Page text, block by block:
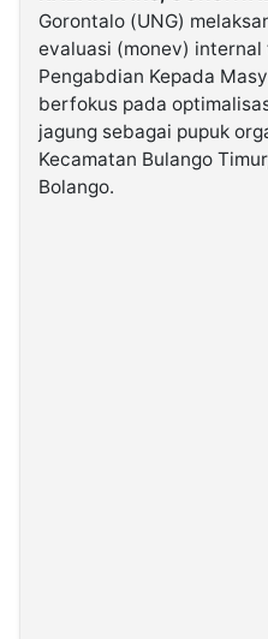
Kabarbaru.co
2026
Kabarbaru
Gorontalo (UNG)
evaluasi (monev)
Pengabdian Kepada
berfokus pada
jagung sebagai pupuk
Kecamatan Bulango
Bolango.